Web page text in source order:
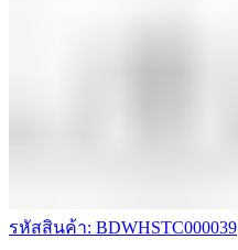
รหัสสินค้า: BDWHSTC000039